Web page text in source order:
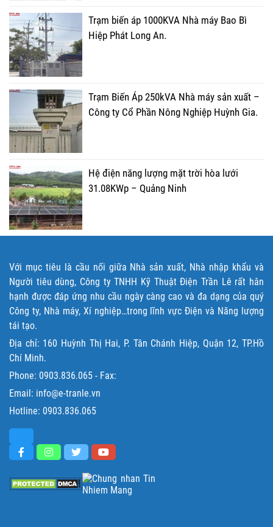
Trạm biến áp 1000KVA Nhà máy Bao Bì
Hiệp Phát Long An.
Trạm Biến Áp 250kVA Nhà máy sản xuất –
Công ty Cổ Phần Nông Nghiệp Huỳnh Gia.
Hệ điện năng lượng mặt trời hòa lưới
31.08KWp – Quảng Ninh
Với mục tiêu là cầu nối giữa Nhà sản xuất, Nhà nhập khẩu và
Người tiêu dùng, Công ty TNHH Kỹ Thuật Điện Trần Lê rất hân
hạnh được đáp ứng nhu cầu ngày càng cao và đa dạng của quý
Công ty, Nhà máy, Xí nghiệp…trong lĩnh vực Điện và Năng lượng
tái tạo.
Địa chỉ: 160 Huỳnh Thị Hai, P. Tân Chánh Hiệp, Quận 12, TP.Hồ
Chí Minh.
Phone: 0903.836.065 - Fax:
Email: info@e-tranle.vn
Hotline: 0903.836.065